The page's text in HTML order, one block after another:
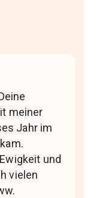
meiner
Jahr im
und
vielen